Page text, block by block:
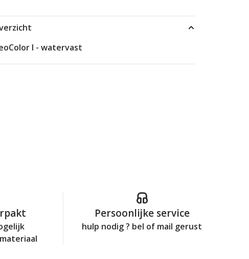
I - watervast
Persoonlijke service
hulp nodig ? bel of mail gerust